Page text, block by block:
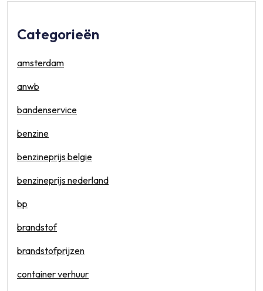
Categorieën
amsterdam
anwb
bandenservice
benzine
benzineprijs belgie
benzineprijs nederland
bp
brandstof
brandstofprijzen
container verhuur